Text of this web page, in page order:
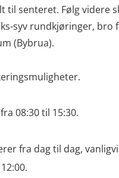
konvertering til
sliskelivbåt
(OSE129)
Bord
–
til senteret. Følg videre
syv rundkjøringer, bro
(Bybrua).
08:30 til 15:30.
fra dag til dag,